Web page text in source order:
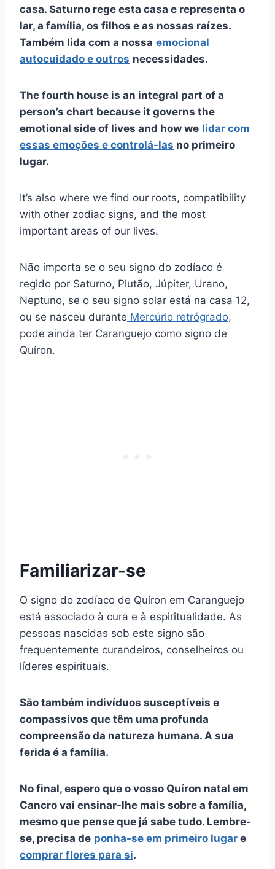
casa. Saturno rege esta casa e representa o
lar, a família, os filhos e as nossas raízes.
Também lida com a nossa emocional
autocuidado e outros necessidades.
The fourth house is an integral part of a
person’s chart because it governs the
emotional side of lives and how we lidar com
essas emoções e controlá-las no primeiro
lugar.
It’s also where we find our roots, compatibility
with other zodiac signs, and the most
important areas of our lives.
Não importa se o seu signo do zodíaco é
regido por Saturno, Plutão, Júpiter, Urano,
Neptuno, se o seu signo solar está na casa 12,
ou se nasceu durante Mercúrio retrógrado,
pode ainda ter Caranguejo como signo de
Quíron.
Familiarizar-se
O signo do zodíaco de Quíron em Caranguejo
está associado à cura e à espiritualidade. As
pessoas nascidas sob este signo são
frequentemente curandeiros, conselheiros ou
líderes espirituais.
São também indivíduos susceptíveis e
compassivos que têm uma profunda
compreensão da natureza humana. A sua
ferida é a família.
No final, espero que o vosso Quíron natal em
Cancro vai ensinar-lhe mais sobre a família,
mesmo que pense que já sabe tudo. Lembre-
se, precisa de ponha-se em primeiro lugar e
comprar flores para si.